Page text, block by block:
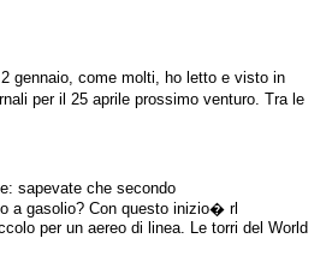
gennaio, come molti, ho letto e visto in
per il 25 aprile prossimo venturo. Tra le
sapevate che secondo
a gasolio? Con questo inizio� rl
per un aereo di linea. Le torri del World